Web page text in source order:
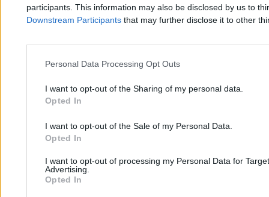
participants. This information may also be disclosed by us to
Downstream Participants that may further disclose it to other
Personal Data Processing Opt Outs
I want to opt-out of the Sharing of my personal data.
Opted In
I want to opt-out of the Sale of my Personal Data.
Opted In
I want to opt-out of processing my Personal Data for
Advertising.
Opted In
Marzec zaskoczył Europę. Tak ciepło nie było od
10.04.2026